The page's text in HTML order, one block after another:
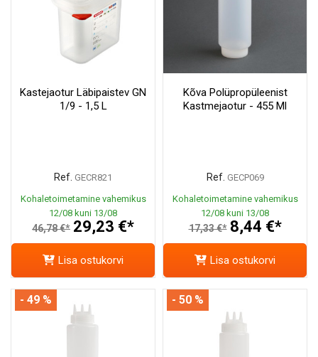
Kastejaotur Läbipaistev GN
1/9 - 1,5 L
Ref. GECR821
Kohaletoimetamine vahemikus
12/08 kuni 13/08
46,78 €* 29,23 €*
Lisa ostukorvi
Kõva Polüpropüleenist
Kastmejaotur - 455 Ml
Ref. GECP069
Kohaletoimetamine vahemikus
12/08 kuni 13/08
17,33 €* 8,44 €*
Lisa ostukorvi
- 49 % - 50 %